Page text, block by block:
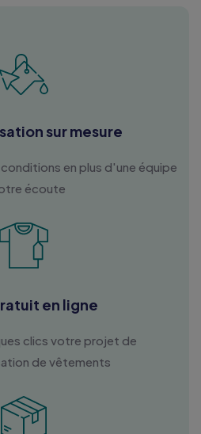
sur mesure
en plus d'une équipe
écoute
en ligne
clics votre projet de
de vêtements